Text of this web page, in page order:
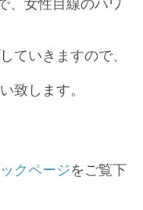
ていきますので、
致します。
クページをご覧下